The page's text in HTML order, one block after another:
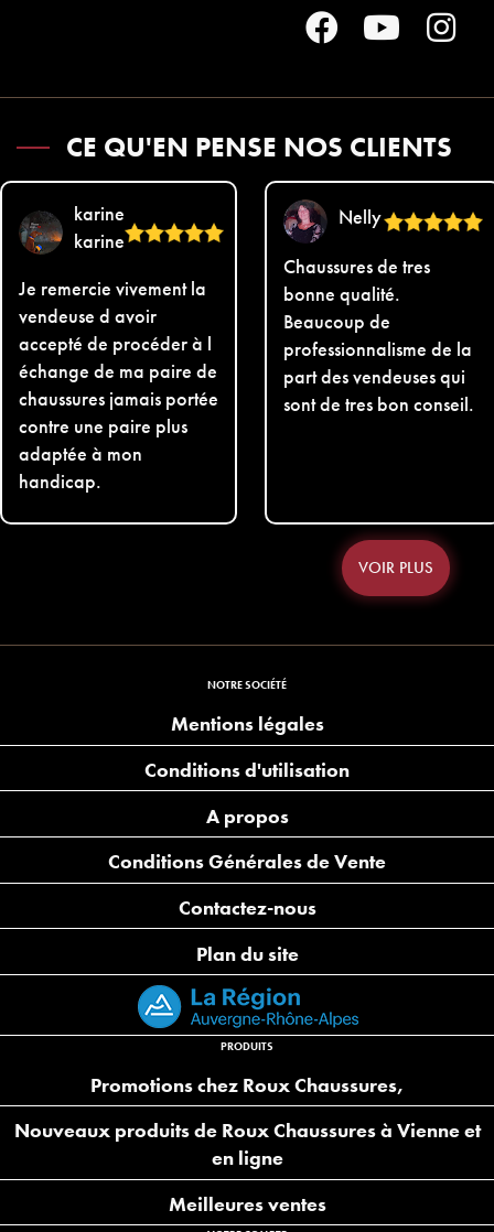
CE QU'EN PENSE NOS CLIENTS
karine
karine
Je remercie vivement la
vendeuse d avoir
accepté de procéder à l
échange de ma paire de
chaussures jamais portée
contre une paire plus
adaptée à mon
handicap.
Nelly
Chaussures de tres
bonne qualité.
Beaucoup de
professionnalisme de la
part des vendeuses qui
sont de tres bon conseil.
VOIR PLUS
NOTRE SOCIÉTÉ
Mentions légales
Conditions d'utilisation
A propos
Conditions Générales de Vente
Contactez-nous
Plan du site
PRODUITS
Promotions chez Roux Chaussures,
Nouveaux produits de Roux Chaussures à Vienne et
en ligne
Meilleures ventes